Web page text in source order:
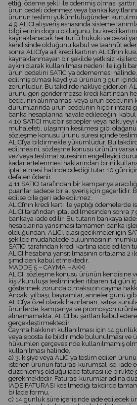
ettiği ödeme şekli ile ödenmiş olması
ürün bedeli ödenmez veya banka
ürünün teslimi yükümlülüğünden
4.9 ALICI alışveriş esnasında sisteme
bilgilerinin doğru olduğunu, bu kredi
kaynaklanacak her türlü hukuki ve cezai
kendisinde olduğunu kabul ve taahhüt
sonra ALICI’ya ait kredi kartının ALICI’nın
kaynaklanmayan bir şekilde yetkisiz
aykırı olarak kullanılması nedeni ile ilgili
ürün bedelini SATICI’ya ödememesi
edilmiş olması kaydıyla ürünün 3 gün
zorunludur. Bu takdirde nakliye giderleri
ürünü geri göndermezse kredi kartından
bedelinin alınmaması veya ürün bedelinin
durumlarında ürün bedelinin hiçbir ihtara
banka hesaplarına havale edileceğini
4.10 SATICI mücbir sebepler veya
muhalefeti, ulaşımın kesilmesi gibi
sözleşme konusu ürünü süresi içinde
ALICI’ya bildirmekle yükümlüdür. Bu
edilmesini, sözleşme konusu ürünün
ve/veya teslimat süresinin engelleyici
kadar ertelenmesi haklarından birini
iptal etmesi halinde ödediği tutar 10 gün
defaten ödenir.
4.11 SATICI tarafından bir kampanya
puanlar sadece bir alışveriş için geçerlidir.
edilse bile geri iade edilmez.
ALICI’nın kredi kartı ile yaptığı ödemelerde
ALICI tarafından iptal edilmesinden sonra
bankaya iade edilir. Bu tutarın bankaya
hesaplarına yansıması tamamen banka
olduğundan, ALICI, olası gecikmeler için
şekilde müdahalede bulunmasının
SATICI tarafından kredi kartına iade edilen
ALICI hesabına yansıtılmasının ortalama 2
şimdiden kabul etmektedir.
MADDE 5 – CAYMA HAKKI
ALICI, sözleşme konusu ürünün kendisine
kişi/kuruluşa tesliminden itibaren 14 gün
göstermek zorunda olmaksızın cayma
Ancak, yılbaşı, bayramlar, anneler günü
ALICI’ya özel olarak hazırlanan, satışa
ürünlerde, kampanya ve promosyon
alınamamakta; ALICI bu şartları kabul
gerçekleştirmektedir.
Cayma hakkının kullanılması için 14
veya eposta ile bildirimde bulunulması ve
hükümleri çerçevesinde kullanılmamış
kullanılması halinde,
a) 3. kişiye veya ALICI’ya teslim edilen
istenen ürünün faturası kurumsal ise, iade
düzenlemiş olduğu iade faturası ile birlikte
gerekmektedir. Faturası kurumlar adına
İADE FATURASI kesilmediği takdirde
b) İade formu,
c) 14 günlük süre içerisinde iade edilecek